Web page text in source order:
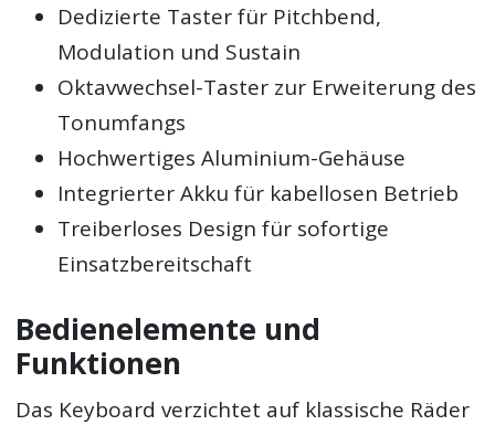
Dedizierte Taster für Pitchbend,
Modulation und Sustain
Oktavwechsel-Taster zur Erweiterung des
Tonumfangs
Hochwertiges Aluminium-Gehäuse
Integrierter Akku für kabellosen Betrieb
Treiberloses Design für sofortige
Einsatzbereitschaft
Bedienelemente und
Funktionen
Das Keyboard verzichtet auf klassische Räder